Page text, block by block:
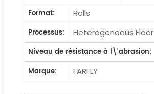
Format:
Rolls
Processus:
Heterogeneous Floor
Niveau de résistance à l\'abrasion:
Marque:
FARFLY